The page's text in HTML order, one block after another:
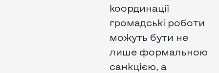
координації
громадські роботи
можуть бути не
лише формальною
санкцією, а